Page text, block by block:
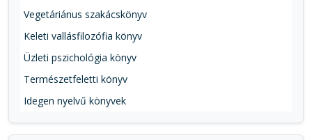
Vegetáriánus szakácskönyv
Keleti vallásfilozófia könyv
Üzleti pszichológia könyv
Természetfeletti könyv
Idegen nyelvű könyvek